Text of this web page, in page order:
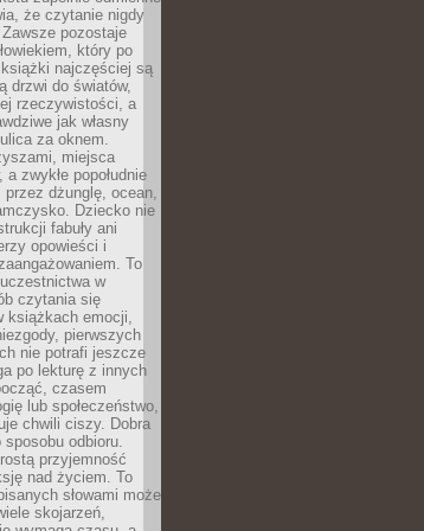
że czytanie nigdy
pozostaje
który po
najczęściej są
drzwi do światów,
rzeczywistości, a
jak własny
za oknem.
miejsca
zwykłe popołudnie
dżunglę, ocean,
Dziecko nie
fabuły ani
opowieści i
To
w
czytania się
książkach emocji,
pierwszych
nie potrafi jeszcze
po lekturę z innych
czasem
lub społeczeństwo,
chwili ciszy. Dobra
odbioru.
przyjemność
nad życiem. To
słowami może
skojarzeń,